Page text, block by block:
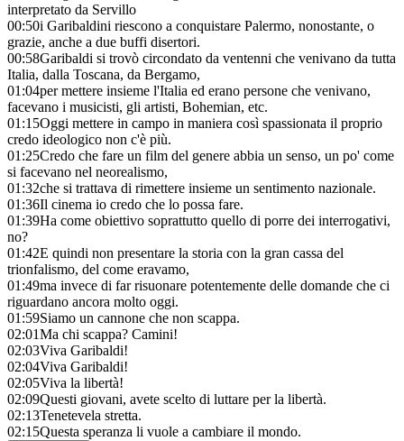
interpretato da Servillo
00:50i Garibaldini riescono a conquistare Palermo, nonostante, o
grazie, anche a due buffi disertori.
00:58Garibaldi si trovò circondato da ventenni che venivano da tutta
Italia, dalla Toscana, da Bergamo,
01:04per mettere insieme l'Italia ed erano persone che venivano,
facevano i musicisti, gli artisti, Bohemian, etc.
01:15Oggi mettere in campo in maniera così spassionata il proprio
credo ideologico non c'è più.
01:25Credo che fare un film del genere abbia un senso, un po' come
si facevano nel neorealismo,
01:32che si trattava di rimettere insieme un sentimento nazionale.
01:36Il cinema io credo che lo possa fare.
01:39Ha come obiettivo soprattutto quello di porre dei interrogativi,
no?
01:42E quindi non presentare la storia con la gran cassa del
trionfalismo, del come eravamo,
01:49ma invece di far risuonare potentemente delle domande che ci
riguardano ancora molto oggi.
01:59Siamo un cannone che non scappa.
02:01Ma chi scappa? Camini!
02:03Viva Garibaldi!
02:04Viva Garibaldi!
02:05Viva la libertà!
02:09Questi giovani, avete scelto di luttare per la libertà.
02:13Tenetevela stretta.
02:15Questa speranza li vuole a cambiare il mondo.